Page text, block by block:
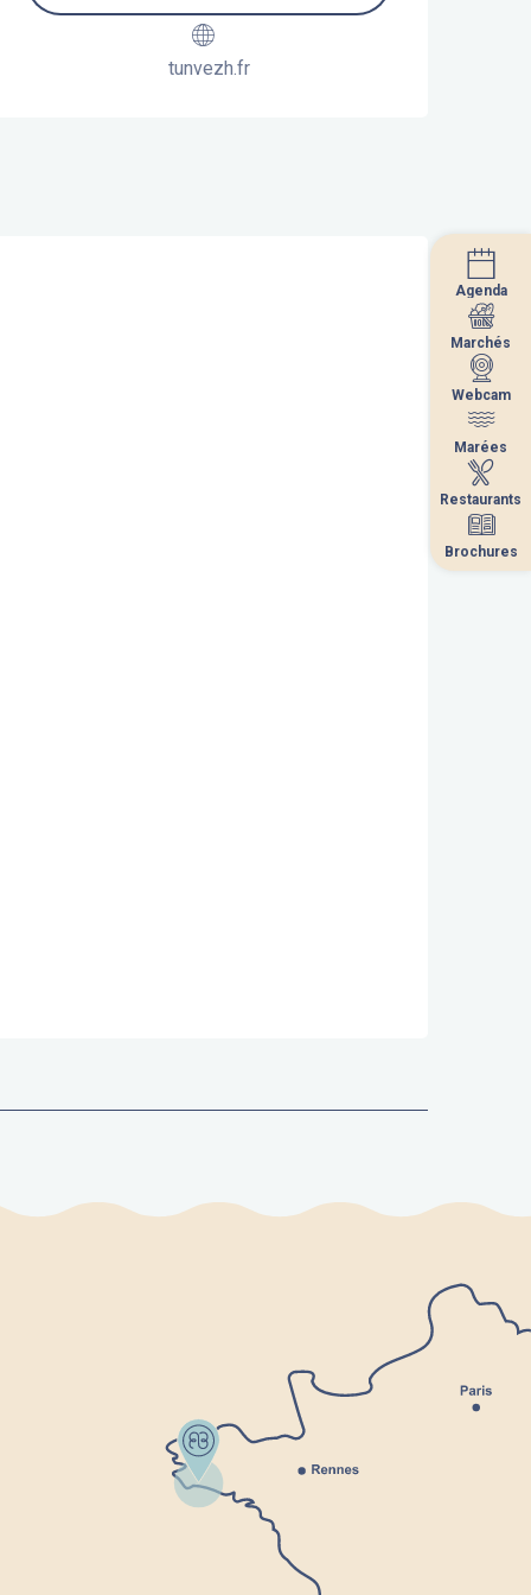
Agenda
Marchés
Webcam
Marées
Restaurants
Brochures
tunvezh.fr